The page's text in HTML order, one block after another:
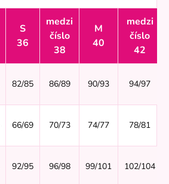
S
36
medzi
číslo
38
M
40
medzi
číslo
42
82/85 86/89 90/93 94/97
66/69 70/73 74/77 78/81
92/95 96/98 99/101 102/104